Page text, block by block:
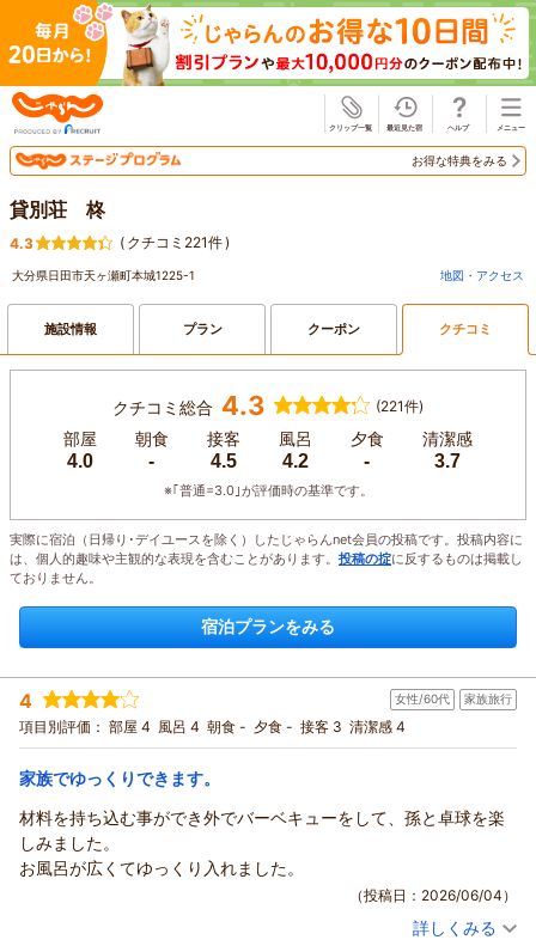
お得な特典をみる
貸別荘 柊
4.3 ( クチコミ221件)
大分県日田市天ヶ瀬町本城1225-1 地図・アクセス
施設情報 プラン クーポン クチコミ
クチコミ総合 4.3 (221件)
部屋
4.0
朝食
-
接客
4.5
風呂
4.2
夕食
-
清潔感
3.7
※｢普通=3.0｣が評価時の基準です。
実際に宿泊（日帰り･デイユースを除く）したじゃらんnet会員の投稿です。投稿内容に
は、個人的趣味や主観的な表現を含むことがあります。 投稿の掟に反するものは掲載し
ておりません。
宿泊プランをみる
4 女性/60代 家族旅行
項目別評価： 部屋 4 風呂 4 朝食 - 夕食 - 接客 3 清潔感 4
家族でゆっくりできます。
材料を持ち込む事ができ外でバーベキューをして、孫と卓球を楽
しみました。
お風呂が広くてゆっくり入れました。
（投稿日：2026/06/04）
詳しくみる